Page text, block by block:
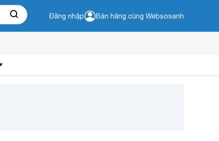
Đăng nhập Bán hàng cùng Websosanh